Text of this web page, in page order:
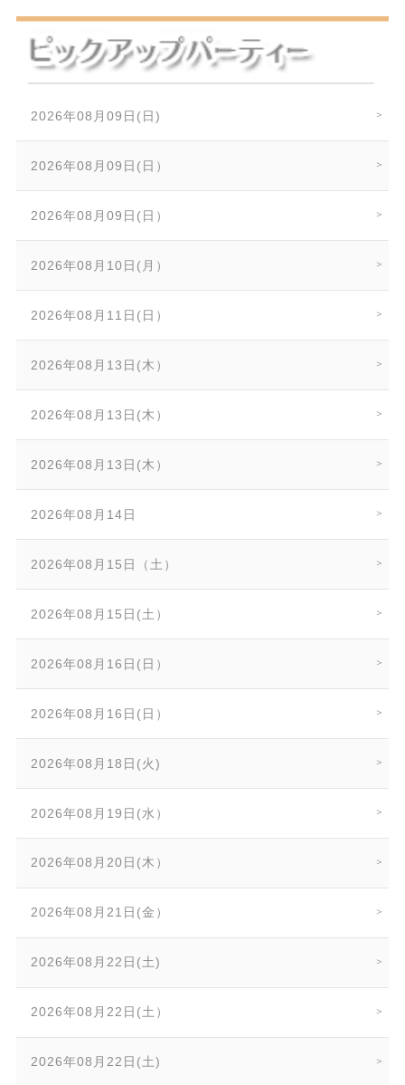
2026年08月09日(日)
2026年08月09日(日）
2026年08月09日(日）
2026年08月10日(月）
2026年08月11日(日）
2026年08月13日(木）
2026年08月13日(木）
2026年08月13日(木）
2026年08月14日
2026年08月15日（土）
2026年08月15日(土）
2026年08月16日(日）
2026年08月16日(日）
2026年08月18日(火)
2026年08月19日(水）
2026年08月20日(木）
2026年08月21日(金）
2026年08月22日(土)
2026年08月22日(土）
2026年08月22日(土)